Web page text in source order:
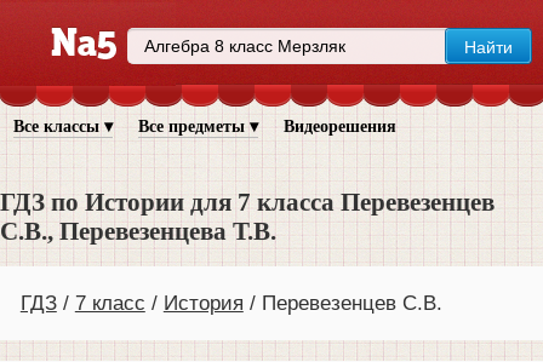
Все классы ▾ Все предметы ▾ Видеорешения
ГДЗ по Истории для 7 класса Перевезенцев
С.В., Перевезенцева Т.В.
ГДЗ 7 класс История Перевезенцев С.В.